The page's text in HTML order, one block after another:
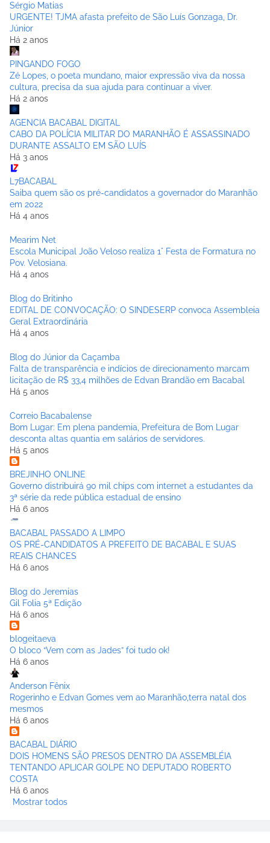
Sérgio Matias
URGENTE! TJMA afasta prefeito de São Luís Gonzaga, Dr.
Júnior
Há 2 anos
PINGANDO FOGO
Zé Lopes, o poeta mundano, maior expressão viva da nossa
cultura, precisa da sua ajuda para continuar a viver.
Há 2 anos
AGENCIA BACABAL DIGITAL
CABO DA POLÍCIA MILITAR DO MARANHÃO É ASSASSINADO
DURANTE ASSALTO EM SÃO LUÍS
Há 3 anos
L7BACABAL
Saiba quem são os pré-candidatos a governador do Maranhão
em 2022
Há 4 anos
Mearim Net
Escola Municipal João Veloso realiza 1° Festa de Formatura no
Pov. Velosiana.
Há 4 anos
Blog do Britinho
EDITAL DE CONVOCAÇÃO: O SINDESERP convoca Assembleia
Geral Extraordinária
Há 4 anos
Blog do Júnior da Caçamba
Falta de transparência e indícios de direcionamento marcam
licitação de R$ 33,4 milhões de Edvan Brandão em Bacabal
Há 5 anos
Correio Bacabalense
Bom Lugar: Em plena pandemia, Prefeitura de Bom Lugar
desconta altas quantia em salários de servidores.
Há 5 anos
BREJINHO ONLINE
Governo distribuirá 90 mil chips com internet a estudantes da
3ª série da rede pública estadual de ensino
Há 6 anos
BACABAL PASSADO A LIMPO
OS PRÉ-CANDIDATOS A PREFEITO DE BACABAL E SUAS
REAIS CHANCES
Há 6 anos
Blog do Jeremias
Gil Folia 5ª Edição
Há 6 anos
blogeitaeva
O bloco “Vem com as Jades” foi tudo ok!
Há 6 anos
Anderson Fênix
Rogerinho e Edvan Gomes vem ao Maranhão,terra natal dos
mesmos
Há 6 anos
BACABAL DIÁRIO
DOIS HOMENS SÃO PRESOS DENTRO DA ASSEMBLÉIA
TENTANDO APLICAR GOLPE NO DEPUTADO ROBERTO
COSTA
Há 6 anos
Mostrar todos